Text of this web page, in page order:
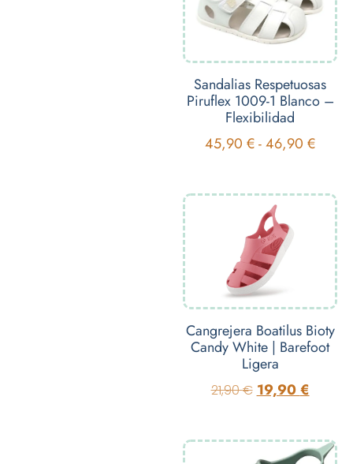
Sandalias Respetuosas
Piruflex 1009-1 Blanco –
Flexibilidad
45,90€-46,90€
Cangrejera Boatilus Bioty
Candy White | Barefoot
Ligera
21,90€ 19,90€